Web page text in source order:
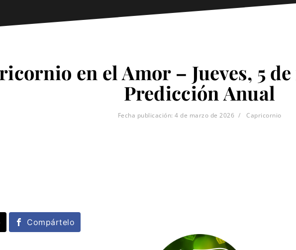
en el Amor – Jueves, 5
Predicción Anual
Fecha publicación: 4 de marzo de 2026 Capricornio
Compártelo